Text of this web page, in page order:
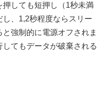
しても短押し（1秒未満
し、1,2秒程度ならスリー
強制的に電源オフされま
てもデータが破棄される